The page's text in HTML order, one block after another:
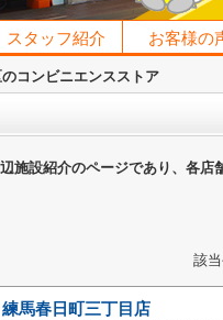
スタッフ紹介 お客様の
コンビニエンスストア
施設紹介のページであり、各店
該
馬春日町三丁目店